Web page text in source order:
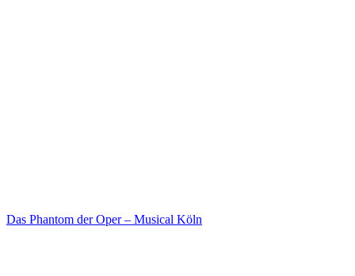
Das Phantom der Oper – Musical Köln